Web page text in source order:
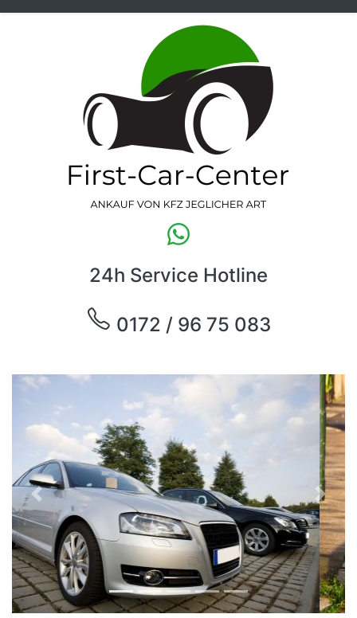
24h Service Hotline
0172 / 96 75 083
Previous Next